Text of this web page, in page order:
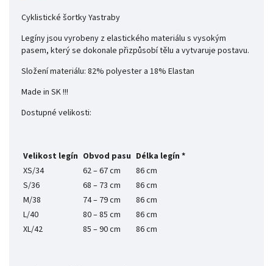
Cyklistické šortky Yastraby
Legíny jsou vyrobeny z elastického materiálu s vysokým
pasem, který se dokonale přizpůsobí tělu a vytvaruje postavu.
Složení materiálu: 82% polyester a 18% Elastan
Made in SK !!!
Dostupné velikosti:
Velikost legín Obvod pasu Délka legín *
XS/34
62 – 67 cm
86 cm
S/36
68 – 73 cm
86 cm
M/38
74 – 79 cm
86 cm
L/40
80 – 85 cm
86 cm
XL/42
85 – 90 cm 86 cm